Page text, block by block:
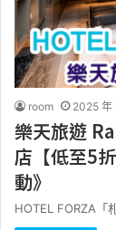
room 2025 年
樂天旅遊
店【低至5
動》
HOTEL FORZA「